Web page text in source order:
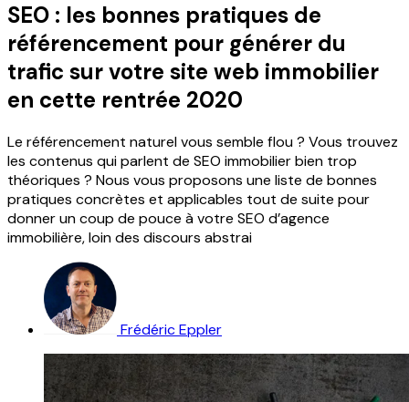
SEO : les bonnes pratiques de
référencement pour générer du
trafic sur votre site web immobilier
en cette rentrée 2020
Le référencement naturel vous semble flou ? Vous trouvez
les contenus qui parlent de SEO immobilier bien trop
théoriques ? Nous vous proposons une liste de bonnes
pratiques concrètes et applicables tout de suite pour
donner un coup de pouce à votre SEO d’agence
immobilière, loin des discours abstrai
Frédéric Eppler